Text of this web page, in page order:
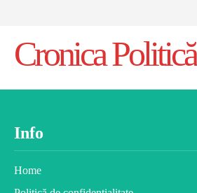
Cronica Politică
Info
Home